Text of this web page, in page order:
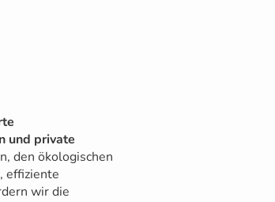
und private
den ökologischen
effiziente
wir die